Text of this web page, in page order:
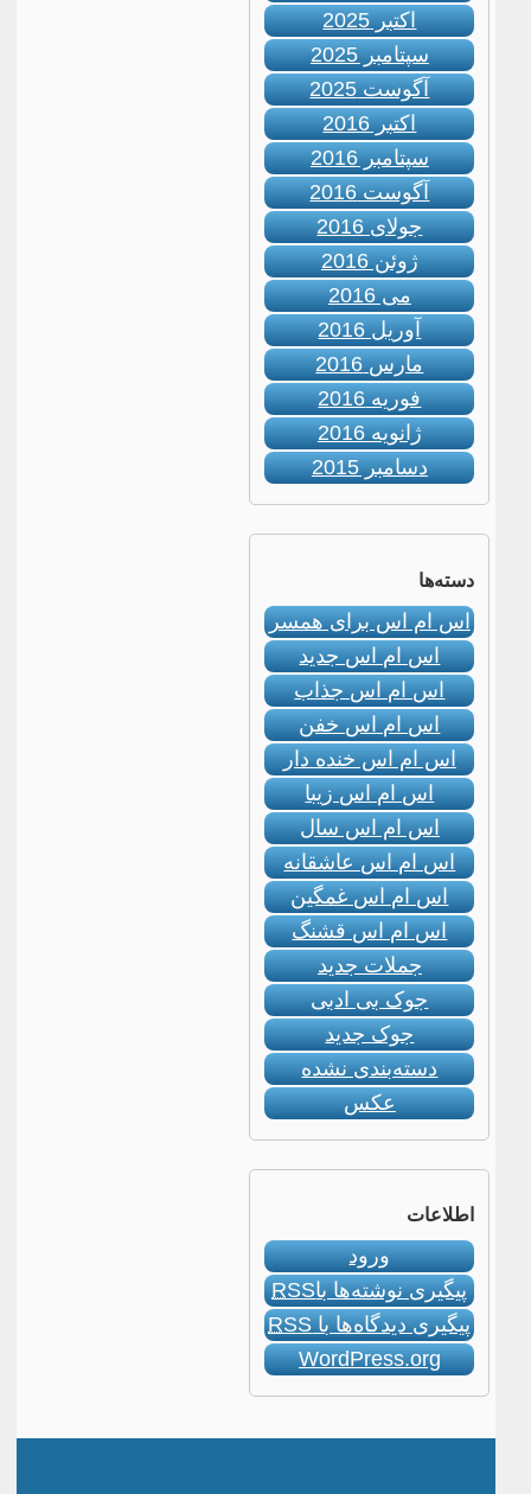
اکتبر 2025
سپتامبر 2025
آگوست 2025
اکتبر 2016
سپتامبر 2016
آگوست 2016
جولای 2016
ژوئن 2016
می 2016
آوریل 2016
مارس 2016
فوریه 2016
ژانویه 2016
دسامبر 2015
دسته‌ها
اس ام اس برای همسر
اس ام اس جدید
اس ام اس جذاب
اس ام اس خفن
اس ام اس خنده دار
اس ام اس زیبا
اس ام اس سال
اس ام اس عاشقانه
اس ام اس غمگین
اس ام اس قشنگ
جملات جدید
جوک بی ادبی
جوک جدید
دسته‌بندی نشده
عکس
اطلاعات
ورود
پیگیری نوشته‌ها باRSS
پیگیری دیدگاه‌ها باRSS
WordPress.org